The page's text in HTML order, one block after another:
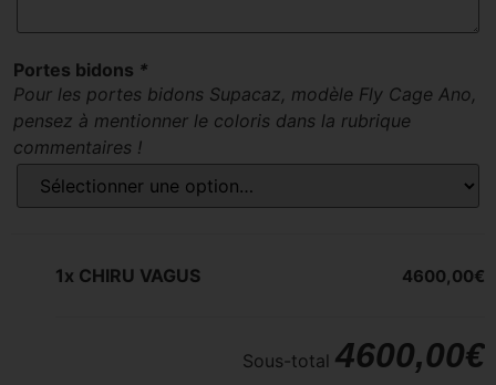
Portes bidons *
Pour les portes bidons Supacaz, modèle Fly Cage Ano,
pensez à mentionner le coloris dans la rubrique
commentaires !
1x CHIRU VAGUS 4600,00€
Sous-total 4600,00€